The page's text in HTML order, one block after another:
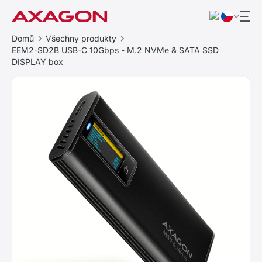
Domů
Všechny produkty
EEM2-SD2B USB-C 10Gbps - M.2 NVMe & SATA SSD
DISPLAY box